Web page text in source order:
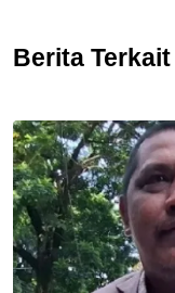
Berita Terkait